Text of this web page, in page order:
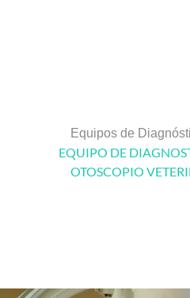
Equipos de
EQUIPO DE
OTOSCOPIO